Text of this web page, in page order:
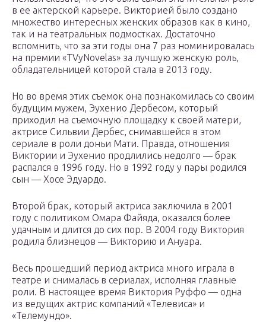
в ее актерской карьере. Викторией было создано
множество интересных женских образов как в кино,
так и на театральных подмостках. Достаточно
вспомнить, что за эти годы она 7 раз номинировалась
на премии «TVyNovelas» за лучшую женскую роль,
обладательницей которой стала в 2013 году.
Но во время этих съемок она познакомилась со своим
будущим мужем, Эухенио Дербесом, который
приходил на съемочную площадку к своей матери,
актрисе Сильвии Дербес, снимавшейся в этом
сериале в роли доньи Мати. Правда, отношения
Виктории и Эухенио продлились недолго — брак
распался в 1996 году. Но в 1992 году у пары родился
сын — Хосе Эдуардо.
Второй брак, который актриса заключила в 2001
году с политиком Омара Файяда, оказался более
удачным и длится до сих пор. В 2004 году Виктория
родила близнецов — Викторию и Ануара.
Весь прошедший период актриса много играла в
театре и снималась в сериалах, исполняя главные
роли. В настоящее время Виктория Руффо — одна
из ведущих актрис компаний «Телевиса» и
«Телемундо».